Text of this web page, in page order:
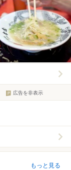
広告を非表示
もっと見る